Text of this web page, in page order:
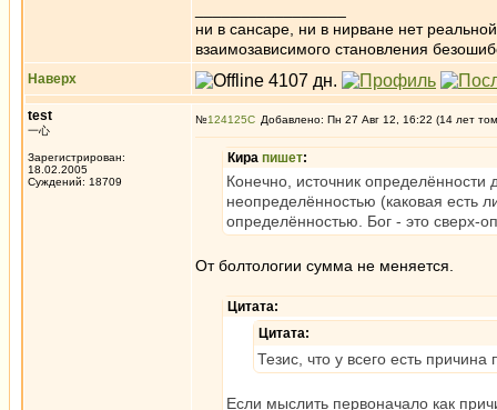
ни в сансаре, ни в нирване нет
взаимозависимого становления
Наверх
test
一心
Зарегистрирован:
18.02.2005
Суждений: 18709
№124125 Добавлено: Пн 27 Авг 12, 16:22 (14 лет
Кира пишет:
Конечно, источник
неопределённостью (каковая есть
определённостью. Бог - это сверх-
От болтологии сумма не меняется.
Цитата:
Цитата:
Тезис, что у всего есть
Если мыслить первоначало как